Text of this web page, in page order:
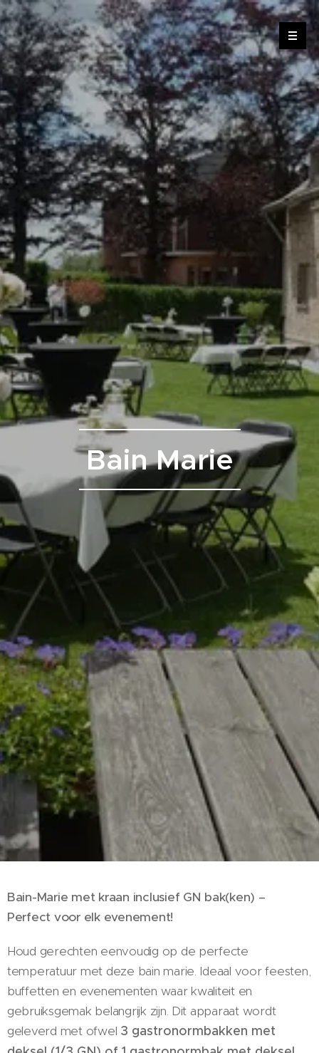
Bain Marie
Bain-Marie met kraan inclusief GN bak(ken) –
Perfect voor elk evenement!
Houd gerechten eenvoudig op de perfecte
temperatuur met deze bain marie. Ideaal voor feesten,
buffetten en evenementen waar kwaliteit en
gebruiksgemak belangrijk zijn. Dit apparaat wordt
geleverd met ofwel 3 gastronormbakken met